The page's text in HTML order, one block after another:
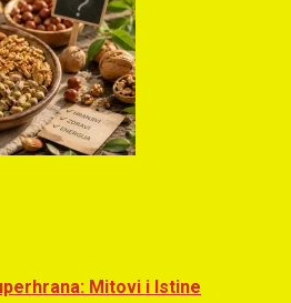
Mitovi i Istine